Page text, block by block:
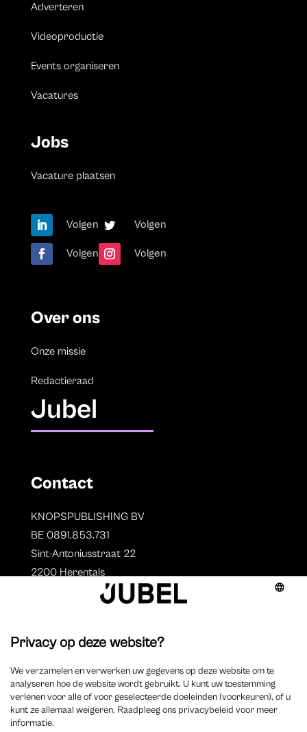
Adverteren
Videoproductie
Events organiseren
Vacatures
Jobs
Vacature plaatsen
Volgen Volgen
Volgen Volgen
Over ons
Onze missie
Redactieraad
Jubel
Contact
KNOPSPUBLISHING BV
BE 0891.853.731
Sint-Antoniusstraat 22
2200 Herentals
Auteurs
Overzicht auteurs
Auteur worden?